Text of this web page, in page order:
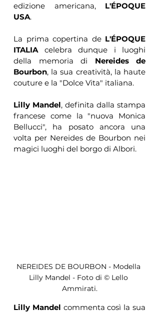
edizione americana, L'ÉPOQUE
USA.
La prima copertina de L'ÉPOQUE
ITALIA celebra dunque i luoghi
della memoria di Nereides de
Bourbon, la sua creatività, la haute
couture e la "Dolce Vita" italiana.
Lilly Mandel, definita dalla stampa
francese come la "nuova Monica
Bellucci", ha posato ancora una
volta per Nereides de Bourbon nei
magici luoghi del borgo di Albori.
NEREIDES DE BOURBON - Modella
Lilly Mandel - Foto di © Lello
Ammirati.
Lilly Mandel commenta così la sua